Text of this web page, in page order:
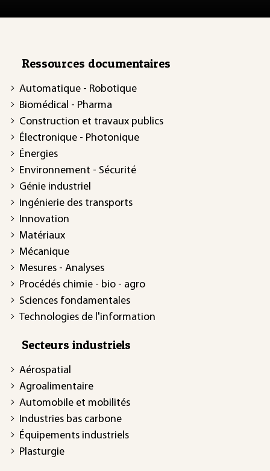
Ressources documentaires
Automatique - Robotique
Biomédical - Pharma
Construction et travaux publics
Électronique - Photonique
Énergies
Environnement - Sécurité
Génie industriel
Ingénierie des transports
Innovation
Matériaux
Mécanique
Mesures - Analyses
Procédés chimie - bio - agro
Sciences fondamentales
Technologies de l'information
Secteurs industriels
Aérospatial
Agroalimentaire
Automobile et mobilités
Industries bas carbone
Équipements industriels
Plasturgie